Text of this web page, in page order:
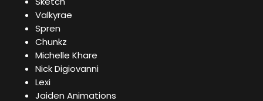
Valkyrae
Spren
Chunkz
Michelle Khare
Nick Digiovanni
Lexi
Jaiden Animations